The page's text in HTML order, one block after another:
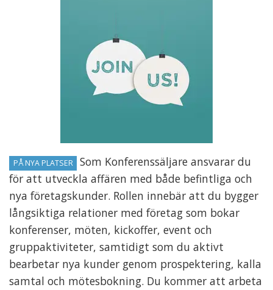
PÅ NYA PLATSER
Som Konferenssäljare ansvarar du
för att utveckla affären med både befintliga och
nya företagskunder. Rollen innebär att du bygger
långsiktiga relationer med företag som bokar
konferenser, möten, kickoffer, event och
gruppaktiviteter, samtidigt som du aktivt
bearbetar nya kunder genom prospektering, kalla
samtal och mötesbokning. Du kommer att arbeta